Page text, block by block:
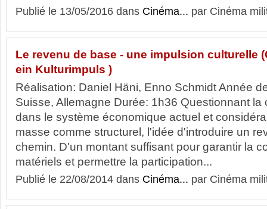
Publié le 13/05/2016 dans Cinéma... par Cinéma
Le revenu de base - une impulsion culturelle
ein Kulturimpuls )
Réalisation: Daniel Häni, Enno Schmidt Année
Suisse, Allemagne Durée: 1h36 Questionnant la
dans le système économique actuel et
masse comme structurel, l'idée d'introduire un
chemin. D'un montant suffisant pour garantir la
matériels et permettre la participation...
Publié le 22/08/2014 dans Cinéma... par Cinéma